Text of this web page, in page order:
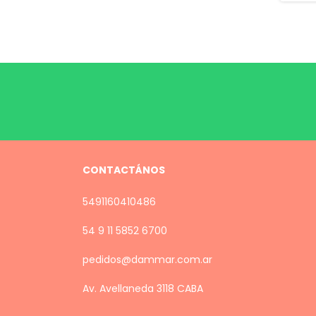
CONTACTÁNOS
5491160410486
54 9 11 5852 6700
pedidos@dammar.com.ar
Av. Avellaneda 3118 CABA